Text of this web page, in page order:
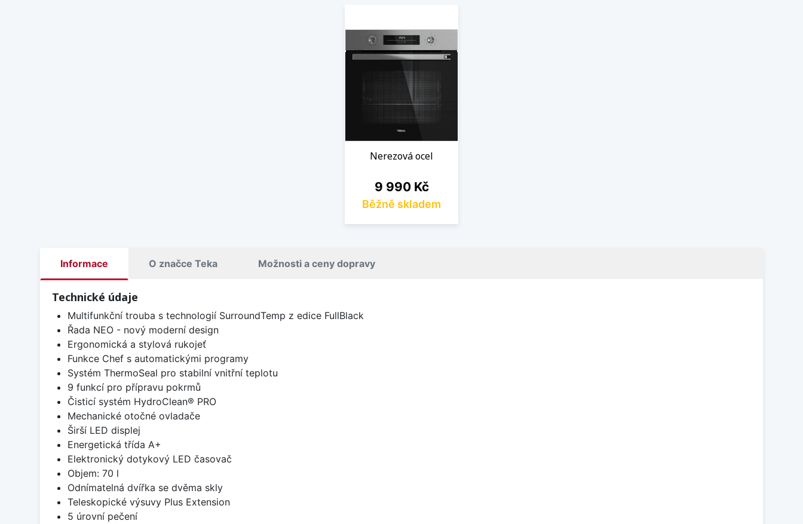
Nerezová ocel
Cena
9 990 Kč
Běžně skladem
Informace O značce Teka Možnosti a ceny dopravy
Technické údaje
Multifunkční trouba s technologií SurroundTemp z edice FullBlack
Řada NEO - nový moderní design
Ergonomická a stylová rukojeť
Funkce Chef s automatickými programy
Systém ThermoSeal pro stabilní vnitřní teplotu
9 funkcí pro přípravu pokrmů
Čisticí systém HydroClean® PRO
Mechanické otočné ovladače
Širší LED displej
Energetická třída A+
Elektronický dotykový LED časovač
Objem: 70 l
Odnímatelná dvířka se dvěma skly
Teleskopické výsuvy Plus Extension
5 úrovní pečení